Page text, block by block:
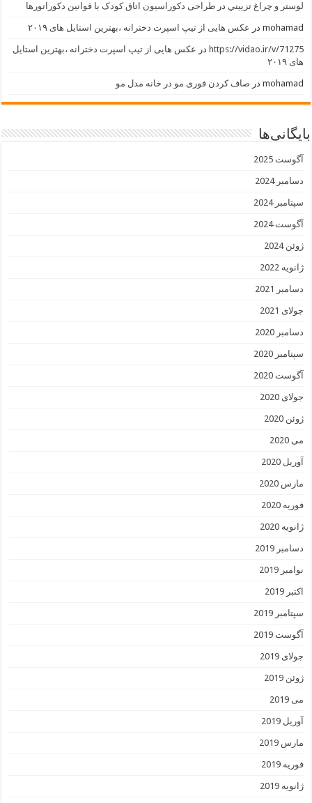
لوستر و چراغ تزييني درطراحی دکوراسیون اتاق کودک با قوانین دکوراتورها
mohamad در عکس هایی از تیپ اسپرت دخترانه ،بهترین استایل های ۲۰۱۹
https://vidao.ir/v/71275 در عکس هایی از تیپ اسپرت دخترانه ،بهترین استایل
های ۲۰۱۹
mohamad در صاف کردن فوری مو در خانه مدل مو
بایگانی‌ها
آگوست 2025
دسامبر 2024
سپتامبر 2024
آگوست 2024
ژوئن 2024
ژانویه 2022
دسامبر 2021
جولای 2021
دسامبر 2020
سپتامبر 2020
آگوست 2020
جولای 2020
ژوئن 2020
می 2020
آوریل 2020
مارس 2020
فوریه 2020
ژانویه 2020
دسامبر 2019
نوامبر 2019
اکتبر 2019
سپتامبر 2019
آگوست 2019
جولای 2019
ژوئن 2019
می 2019
آوریل 2019
مارس 2019
فوریه 2019
ژانویه 2019